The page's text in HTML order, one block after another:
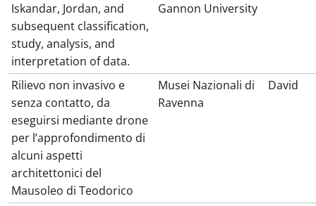
Iskandar, Jordan, and
subsequent classification,
study, analysis, and
interpretation of data.
Gannon University
Rilievo non invasivo e
senza contatto, da
eseguirsi mediante drone
per l’approfondimento di
alcuni aspetti
architettonici del
Mausoleo di Teodorico
Musei Nazionali di
Ravenna
David